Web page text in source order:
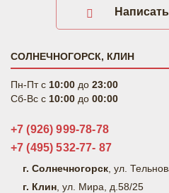
СОЛНЕЧНОГОРСК, КЛИН
Пн-Пт c 10:00 до 23:00
Сб-Вс c 10:00 до 00:00
+7 (926) 999-78-78
+7 (495) 532-77- 87
г. Солнечногорск , ул.
г. Клин , ул. Мира, д.58/25